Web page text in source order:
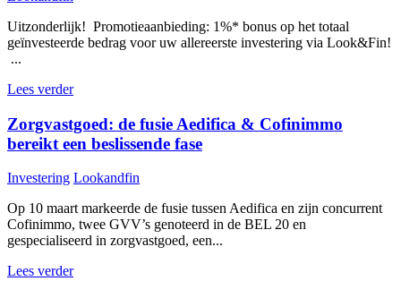
Uitzonderlijk! Promotieaanbieding: 1%* bonus op het totaal
geïnvesteerde bedrag voor uw allereerste investering via Look&Fin!
...
Lees verder
Zorgvastgoed: de fusie Aedifica & Cofinimmo
bereikt een beslissende fase
Investering Lookandfin
Op 10 maart markeerde de fusie tussen Aedifica en zijn concurrent
Cofinimmo, twee GVV’s genoteerd in de BEL 20 en
gespecialiseerd in zorgvastgoed, een...
Lees verder